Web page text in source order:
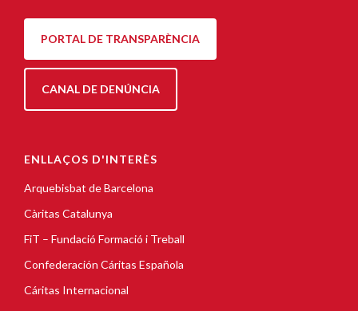
PORTAL DE TRANSPARÈNCIA
CANAL DE DENÚNCIA
ENLLAÇOS D'INTERÈS
Arquebisbat de Barcelona
Càritas Catalunya
FiT – Fundació Formació i Treball
Confederación Cáritas Española
Cáritas Internacional